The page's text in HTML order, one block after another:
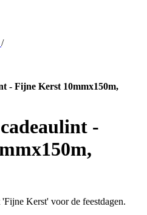
/
- Fijne Kerst 10mmx150m,
-
Kerst' voor de feestdagen.